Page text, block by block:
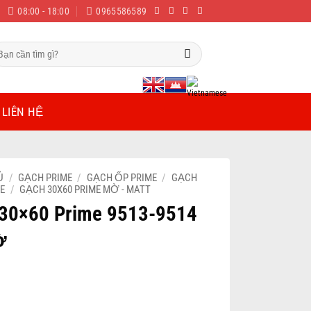
08:00 - 18:00 0965586589
LIÊN HỆ
/ GẠCH PRIME / GẠCH ỐP PRIME / GẠCH
/ GẠCH 30X60 PRIME MỜ - MATT
Prime 9513-9514